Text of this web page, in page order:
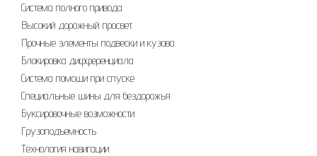
Система полного привода
Высокий дорожный просвет
Прочные элементы подвески и кузова
Блокировка дифференциала
Система помощи при спуске
Специальные шины для бездорожья
Буксировочные возможности
Грузоподъемность
Технология навигации